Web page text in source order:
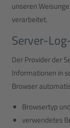
unseren
verarbeitet.
Server-
Der Provider der
Informationen in
Browser
Browsertyp
verwendetes